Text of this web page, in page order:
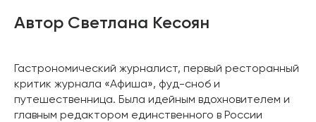
Автор Светлана Кесоян
Гастрономический журналист, первый ресторанный
критик журнала «Афиша», фуд-сноб и
путешественница. Была идейным вдохновителем и
главным редактором единственного в России